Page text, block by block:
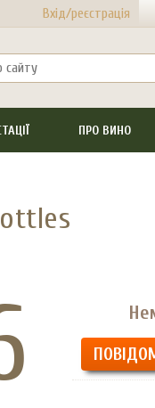
Вхід/реєстрація
ПРО ВИНО